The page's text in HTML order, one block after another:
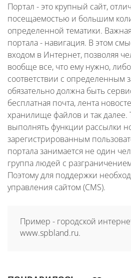
Портал - это крупный сайт,
посещаемостью и большим
определенной тематики.
портала - навигация. В этом
входом в Интернет, позволяя
вообще все, что ему нужно,
соответствии с определенным
обязательно должна быть
бесплатная почта, лента
хранилище файлов и так далее.
выполнять функции рассылки
зарегистрированным
портала занимается не один
группа людей с
Поэтому для поддержки
управления сайтом (CMS).
Пример - городской
www.spbland.ru.